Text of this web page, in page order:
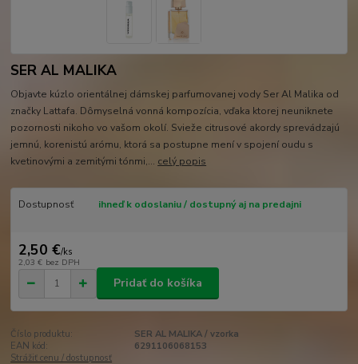
SER AL MALIKA
Objavte kúzlo orientálnej dámskej parfumovanej vody Ser Al Malika od
značky Lattafa. Dômyselná vonná kompozícia, vďaka ktorej neuniknete
pozornosti nikoho vo vašom okolí. Svieže citrusové akordy sprevádzajú
jemnú, korenistú arómu, ktorá sa postupne mení v spojení oudu s
kvetinovými a zemitými tónmi,... celý popis
Dostupnosť ihneď k odoslaniu / dostupný aj na predajni
2,50 €/ks
2,03 € bez DPH
Pridať do košíka
Číslo produktu:
SER AL MALIKA / vzorka
EAN kód:
6291106068153
Strážiť cenu / dostupnosť